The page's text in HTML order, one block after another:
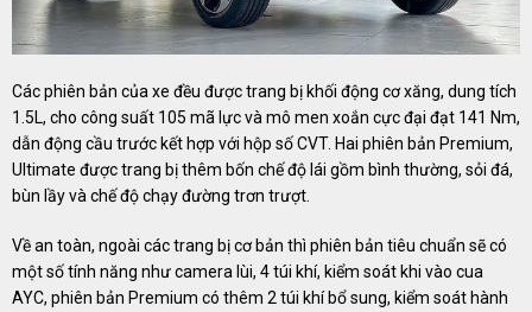
Các phiên bản của xe đều được trang bị khối động cơ xăng, dung tích
1.5L, cho công suất 105 mã lực và mô men xoắn cực đại đạt 141 Nm,
dẫn động cầu trước kết hợp với hộp số CVT. Hai phiên bản Premium,
Ultimate được trang bị thêm bốn chế độ lái gồm bình thường, sỏi đá,
bùn lầy và chế độ chạy đường trơn trượt.
Về an toàn, ngoài các trang bị cơ bản thì phiên bản tiêu chuẩn sẽ có
một số tính năng như camera lùi, 4 túi khí, kiểm soát khi vào cua
AYC, phiên bản Premium có thêm 2 túi khí bổ sung, kiểm soát hành